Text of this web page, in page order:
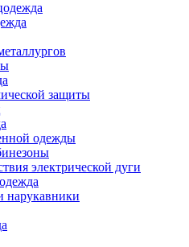
защиты
одежды
электрической дуги
нарукавники